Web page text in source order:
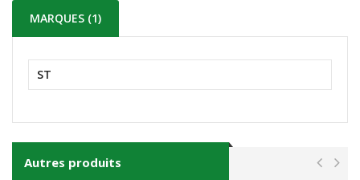
MARQUES (1)
ST
Autres produits